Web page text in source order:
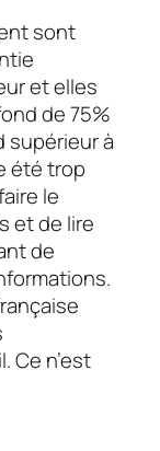
sont
et elles
de 75%
supérieur à
été trop
le
et de lire
de
Ce n’est